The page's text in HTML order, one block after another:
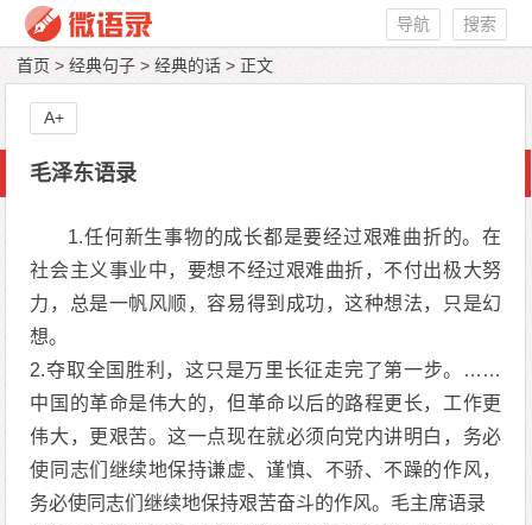
搜索
导航
首页 >经典句子 >经典的话 > 正文
毛泽东语录
1.任何新生事物的成长都是要经过艰难曲折的。在
社会主义事业中，要想不经过艰难曲折，不付出极大努
力，总是一帆风顺，容易得到成功，这种想法，只是幻
想。
2.夺取全国胜利，这只是万里长征走完了第一步。……
中国的革命是伟大的，但革命以后的路程更长，工作更
伟大，更艰苦。这一点现在就必须向党内讲明白，务必
使同志们继续地保持谦虚、谨慎、不骄、不躁的作风，
务必使同志们继续地保持艰苦奋斗的作风。毛主席语录
A+